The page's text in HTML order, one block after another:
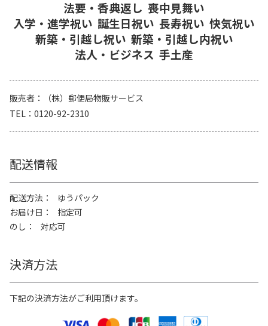
法要・香典返し 喪中見舞い
入学・進学祝い 誕生日祝い 長寿祝い 快気祝い
新築・引越し祝い 新築・引越し内祝い
法人・ビジネス 手土産
販売者
（株）郵便局物販サービス
TEL
0120-92-2310
配送情報
配送方法
ゆうパック
お届け日
指定可
のし
対応可
決済方法
下記の決済方法がご利用頂けます。